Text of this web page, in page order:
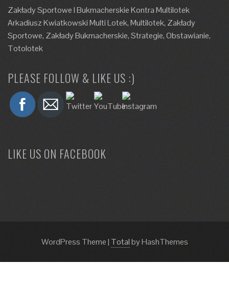
Zakłady Sportowe I Bukmacherskie Kontra Multilotek
Arkadiusz Kwiatkowski Multi Lotek, Multilotek, Zakłady
Sportowe, Zakłady Bukmacherskie, Strategie, Obstawianie,
Totolotek
PLEASE FOLLOW & LIKE US :)
LIKE US ON FACEBOOK
WordPress Theme| Totalby HashThemes